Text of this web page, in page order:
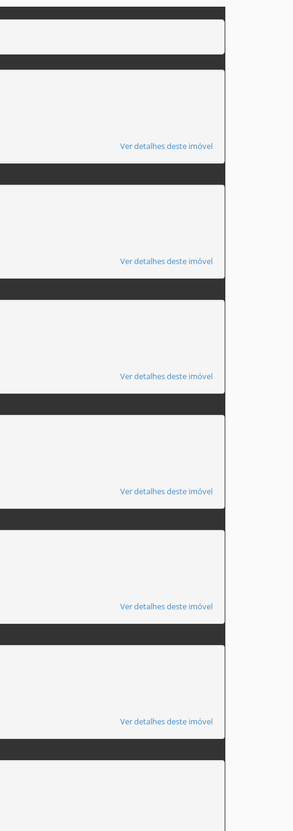
Ver detalhes deste imóvel
Ver detalhes deste imóvel
Ver detalhes deste imóvel
Ver detalhes deste imóvel
Ver detalhes deste imóvel
Ver detalhes deste imóvel